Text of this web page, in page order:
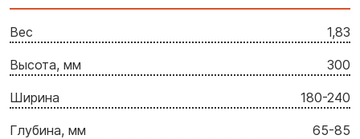
Вес 1,83
Высота, мм 300
Ширина 180-240
Глубина, мм 65-85